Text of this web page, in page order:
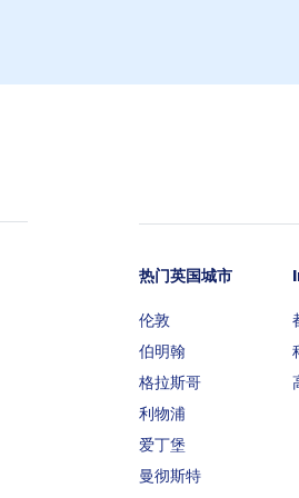
热门英国城市
伦敦
伯明翰
格拉斯哥
利物浦
爱丁堡
曼彻斯特